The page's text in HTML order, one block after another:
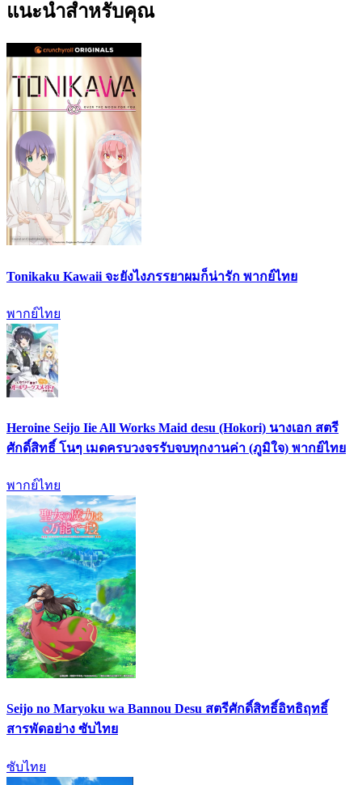
แนะนำสำหรับคุณ
Tonikaku Kawaii จะยังไงภรรยาผมก็น่ารัก พากย์ไทย
พากย์ไทย
Heroine Seijo Iie All Works Maid desu (Hokori) นางเอก สตรี
ศักดิ์สิทธิ์ โนๆ เมดครบวงจรรับจบทุกงานค่า (ภูมิใจ) พากย์ไทย
พากย์ไทย
Seijo no Maryoku wa Bannou Desu สตรีศักดิ์สิทธิ์อิทธิฤทธิ์
สารพัดอย่าง ซับไทย
ซับไทย